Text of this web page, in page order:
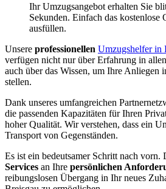
Ihr Umzugsangebot erhalten Sie
Sekunden. Einfach das kostenlose
ausfüllen.
Unsere professionellen Umzugshelfer in
verfügen nicht nur über Erfahrung in
auch über das Wissen, um Ihre Anliegen
stellen.
Dank unseres umfangreichen
die passenden Kapazitäten für Ihren
hoher Qualität. Wir verstehen, dass ein
Transport von Gegenständen.
Es ist ein bedeutsamer Schritt nach vorn.
Services an Ihre persönlichen
reibungslosen Übergang in Ihr neues